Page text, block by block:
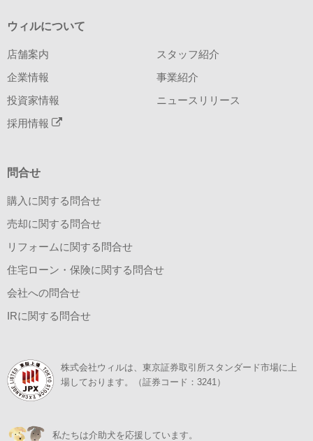
ウィルについて
店舗案内 スタッフ紹介
企業情報 事業紹介
投資家情報 ニュースリリース
採用情報
問合せ
購入に関する問合せ
売却に関する問合せ
リフォームに関する問合せ
住宅ローン・保険に関する問合せ
会社への問合せ
IRに関する問合せ
株式会社ウィルは、東京証券取引所スタンダード市場に上
場しております。（証券コード：3241）
私たちは介助犬を応援しています。